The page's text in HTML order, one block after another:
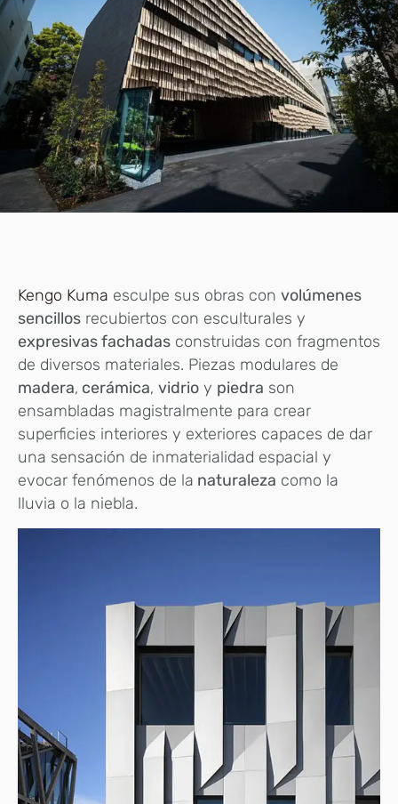
Kengo Kuma esculpe sus obras con volúmenes
sencillos recubiertos con esculturales y
expresivas fachadas construidas con fragmentos
de diversos materiales. Piezas modulares de
madera, cerámica, vidrio y piedra son
ensambladas magistralmente para crear
superficies interiores y exteriores capaces de dar
una sensación de inmaterialidad espacial y
evocar fenómenos de la naturaleza como la
lluvia o la niebla.